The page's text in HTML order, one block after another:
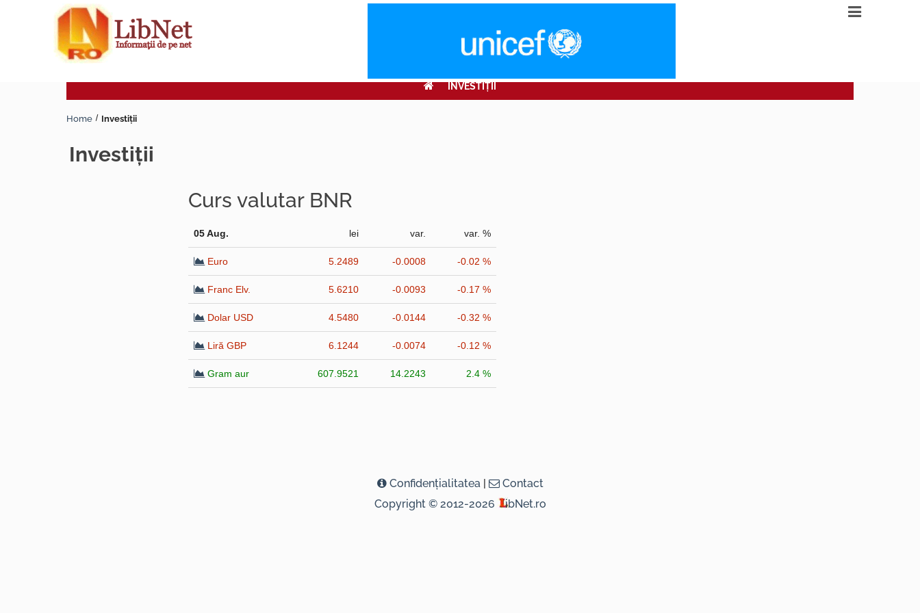
INVESTIŢII
Home Investiţii
investiţii
Curs valutar BNR
05 Aug. lei var. var. %
Euro 5.2489 -0.0008 -0.02 %
Franc Elv. 5.6210 -0.0093 -0.17 %
Dolar USD 4.5480 -0.0144 -0.32 %
Liră GBP 6.1244 -0.0074 -0.12 %
Gram aur 607.9521 14.2243 2.4 %
Confidenţialitatea |
Contact
Copyright © 2012-2026
ibNet.ro